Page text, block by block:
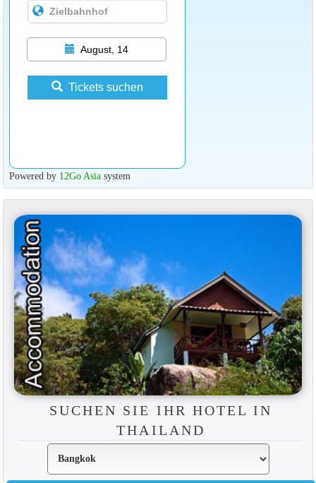
August, 14
Tickets suchen
Powered by 12Go Asiasystem
SUCHEN SIE IHR HOTEL IN
THAILAND